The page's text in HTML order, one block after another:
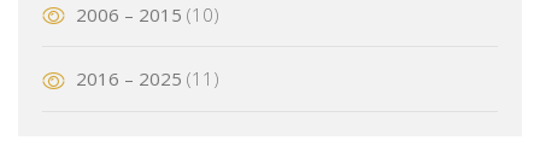
2006 – 2015 (10)
2016 – 2025 (11)